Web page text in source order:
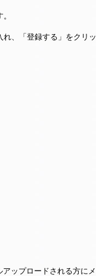
れ、「登録する」をクリッ
ップロードされる方にメ